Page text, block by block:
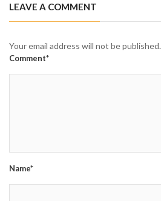
LEAVE A COMMENT
Your email address will not be published.
Comment*
Name*